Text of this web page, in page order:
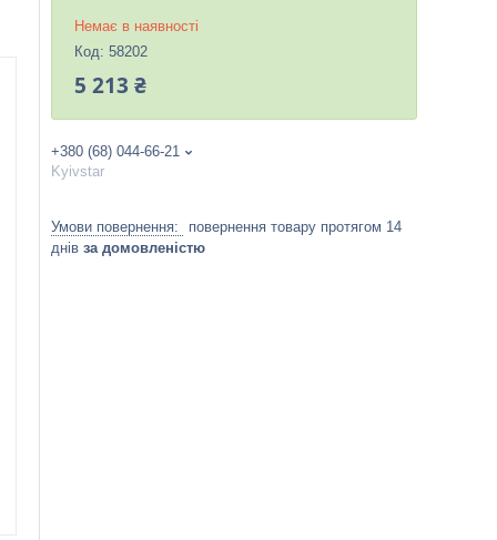
Немає в наявності
Код: 58202
5 213 ₴
+380 (68) 044-66-21
Kyivstar
повернення товару протягом 14
днів за домовленістю